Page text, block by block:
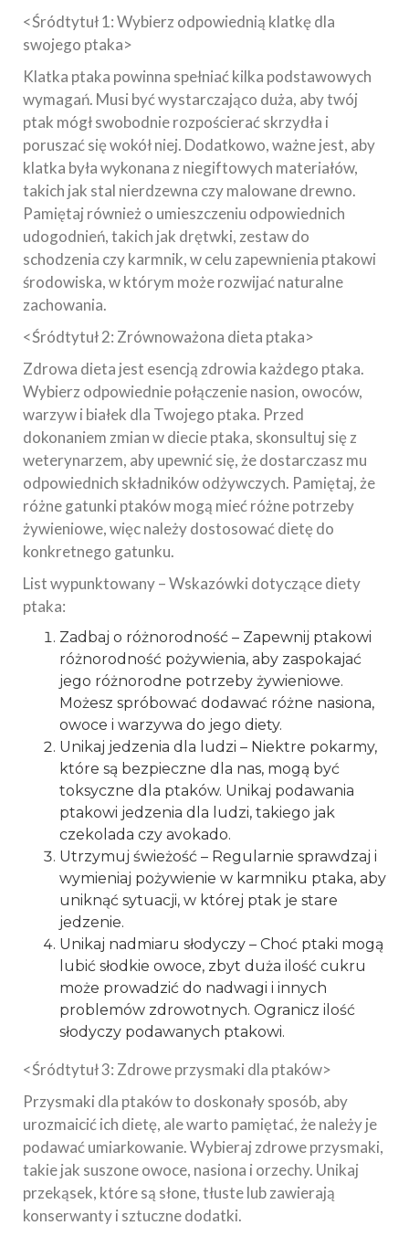
<Śródtytuł 1: Wybierz odpowiednią klatkę dla
swojego ptaka>
Klatka ptaka powinna spełniać kilka podstawowych
wymagań. Musi być wystarczająco duża, aby twój
ptak mógł swobodnie rozpościerać skrzydła i
poruszać się wokół niej. Dodatkowo, ważne jest, aby
klatka była wykonana z niegiftowych materiałów,
takich jak stal nierdzewna czy malowane drewno.
Pamiętaj również o umieszczeniu odpowiednich
udogodnień, takich jak drętwki, zestaw do
schodzenia czy karmnik, w celu zapewnienia ptakowi
środowiska, w którym może rozwijać naturalne
zachowania.
<Śródtytuł 2: Zrównoważona dieta ptaka>
Zdrowa dieta jest esencją zdrowia każdego ptaka.
Wybierz odpowiednie połączenie nasion, owoców,
warzyw i białek dla Twojego ptaka. Przed
dokonaniem zmian w diecie ptaka, skonsultuj się z
weterynarzem, aby upewnić się, że dostarczasz mu
odpowiednich składników odżywczych. Pamiętaj, że
różne gatunki ptaków mogą mieć różne potrzeby
żywieniowe, więc należy dostosować dietę do
konkretnego gatunku.
List wypunktowany – Wskazówki dotyczące diety
ptaka:
Zadbaj o różnorodność – Zapewnij ptakowi
różnorodność pożywienia, aby zaspokajać
jego różnorodne potrzeby żywieniowe.
Możesz spróbować dodawać różne nasiona,
owoce i warzywa do jego diety.
Unikaj jedzenia dla ludzi – Niektre pokarmy,
które są bezpieczne dla nas, mogą być
toksyczne dla ptaków. Unikaj podawania
ptakowi jedzenia dla ludzi, takiego jak
czekolada czy avokado.
Utrzymuj świeżość – Regularnie sprawdzaj i
wymieniaj pożywienie w karmniku ptaka, aby
uniknąć sytuacji, w której ptak je stare
jedzenie.
Unikaj nadmiaru słodyczy – Choć ptaki mogą
lubić słodkie owoce, zbyt duża ilość cukru
może prowadzić do nadwagi i innych
problemów zdrowotnych. Ogranicz ilość
słodyczy podawanych ptakowi.
<Śródtytuł 3: Zdrowe przysmaki dla ptaków>
Przysmaki dla ptaków to doskonały sposób, aby
urozmaicić ich dietę, ale warto pamiętać, że należy je
podawać umiarkowanie. Wybieraj zdrowe przysmaki,
takie jak suszone owoce, nasiona i orzechy. Unikaj
przekąsek, które są słone, tłuste lub zawierają
konserwanty i sztuczne dodatki.